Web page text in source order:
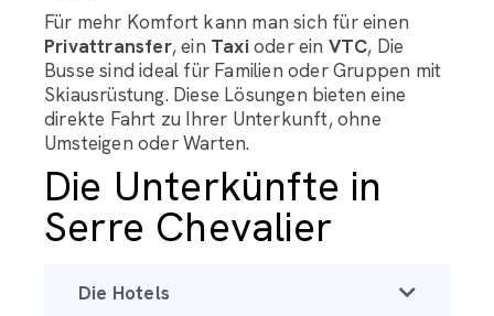
Für mehr Komfort kann man sich für einen
Privattransfer, ein Taxi oder ein VTC, Die
Busse sind ideal für Familien oder Gruppen mit
Skiausrüstung. Diese Lösungen bieten eine
direkte Fahrt zu Ihrer Unterkunft, ohne
Umsteigen oder Warten.
Die Unterkünfte in
Serre Chevalier
Die Hotels